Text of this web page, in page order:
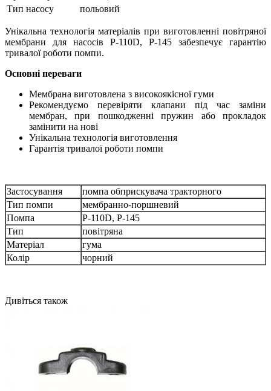
Тип насосу
польовий
Унікальна технологія матеріалів при виготовленні повітряної
мембрани для насосів P-110D, P-145 забезпечує гарантію
тривалої роботи помпи.
Основні переваги
Мембрана виготовлена ​​з високоякісної гуми
Рекомендуємо перевіряти клапани під час заміни
мембран, при пошкодженні пружин або прокладок
замінити на нові
Унікальна технологія виготовлення
Гарантія тривалої роботи помпи
Застосування
помпа обприскувача тракторного
Тип помпи
мембранно-поршневий
Помпа
P-110D, P-145
Тип
повітряна
Матеріал
гума
Колір
чорний
Дивіться також